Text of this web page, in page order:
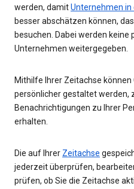
werden, damitUnternehmen in
besser abschätzen können,
besuchen. Dabei werden
Unternehmen weitergegeben.
Mithilfe Ihrer Zeitachse können
persönlicher gestaltet werden,
Benachrichtigungen zu Ihrer
erhalten.
Die auf Ihrer Zeitachse
jederzeit überprüfen,
prüfen, ob Sie die Zeitachse